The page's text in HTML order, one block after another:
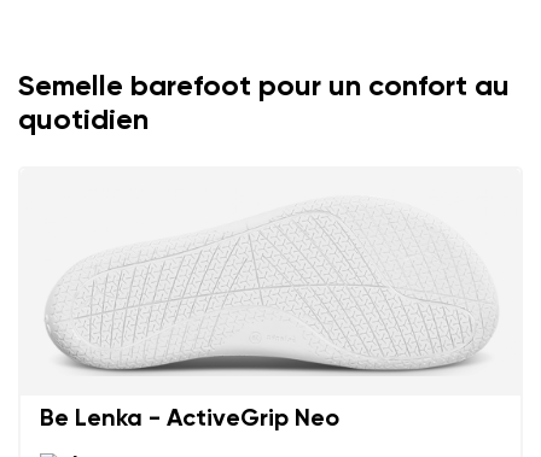
Semelle barefoot pour un confort au
quotidien
Be Lenka - ActiveGrip Neo
Question
J'accepte qu'on traite mes coordonnées saisies dans
les termes
ces conditions et leur publication
J'accepte qu'on traite mes coordonnées saisies dans
les termesces conditions et leur publication
Évaluer